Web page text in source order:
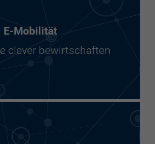
E-Mobilität
clever bewirtschaften